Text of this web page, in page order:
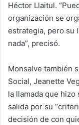
Héctor Llaitul.
organización se
estrategia, pero su
nada”, precisó.
Monsalve también
Social, Jeanette
la llamada que
salida por su
decisión de con